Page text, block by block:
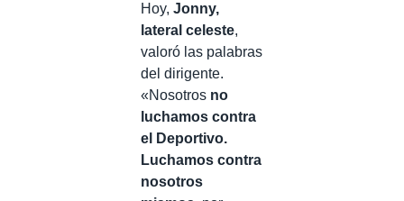
Hoy, Jonny,
lateral celeste,
valoró las palabras
del dirigente.
«Nosotros no
luchamos contra
el Deportivo.
Luchamos contra
nosotros